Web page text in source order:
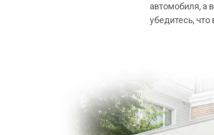
автомобиля, а
убедитесь,